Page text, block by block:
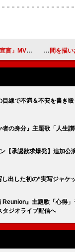
メンバーで出演 CLAN QUEEN
線で不満＆不安を書き
の身分』主題歌「人生
【承認欲求爆発】追加公
出した初の“実写ジャケ
Reunion』主題歌「心得
タジオライブ配信へ